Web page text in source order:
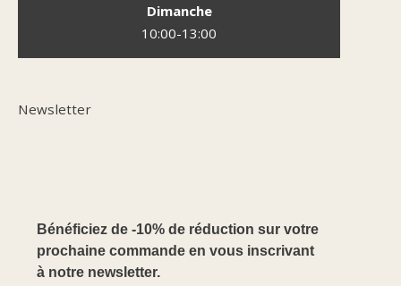
Dimanche
10:00-13:00
Newsletter
Bénéficiez de -10% de réduction sur votre
prochaine commande en vous inscrivant
à notre newsletter.